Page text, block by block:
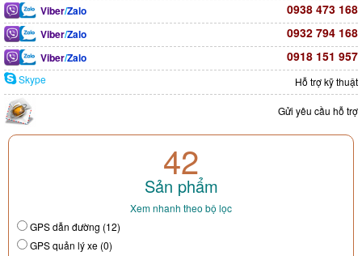
Viber/Zalo 0938 473 168
Viber/Zalo 0932 794 168
Viber/Zalo 0918 151 957
Skype Hỗ trợ kỹ thuật
Gửi yêu cầu hỗ trợ
42
Sản phẩm
Xem nhanh theo bộ lọc
GPS dẫn đường (12)
GPS quản lý xe (0)